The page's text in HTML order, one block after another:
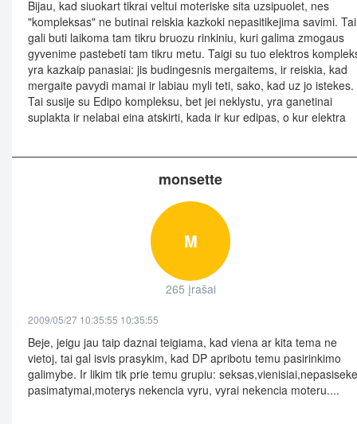
Bijau, kad siuokart tikrai veltui moteriske sita uzsipuolet, nes
"kompleksas" ne butinai reiskia kazkoki nepasitikejima savimi. Tai
gali buti laikoma tam tikru bruozu rinkiniu, kuri galima zmogaus
gyvenime pastebeti tam tikru metu. Taigi su tuo elektros
yra kazkaip panasiai: jis budingesnis mergaitems, ir reiskia, kad
mergaite pavydi mamai ir labiau myli teti, sako, kad uz jo istekes.
Tai susije su Edipo kompleksu, bet jei neklystu, yra ganetinai
suplakta ir nelabai eina atskirti, kada ir kur edipas, o kur elektra
monsette
M
265 įrašai
2009/05/27 10:35:55 10:35:55
Beje, jeigu jau taip daznai teigiama, kad viena ar kita tema ne
vietoj, tai gal isvis prasykim, kad DP apribotu temu pasirinkimo
galimybe. Ir likim tik prie temu grupiu: seksas,vienisiai,nepasiseke
pasimatymai,moterys nekencia vyru, vyrai nekencia moteru....